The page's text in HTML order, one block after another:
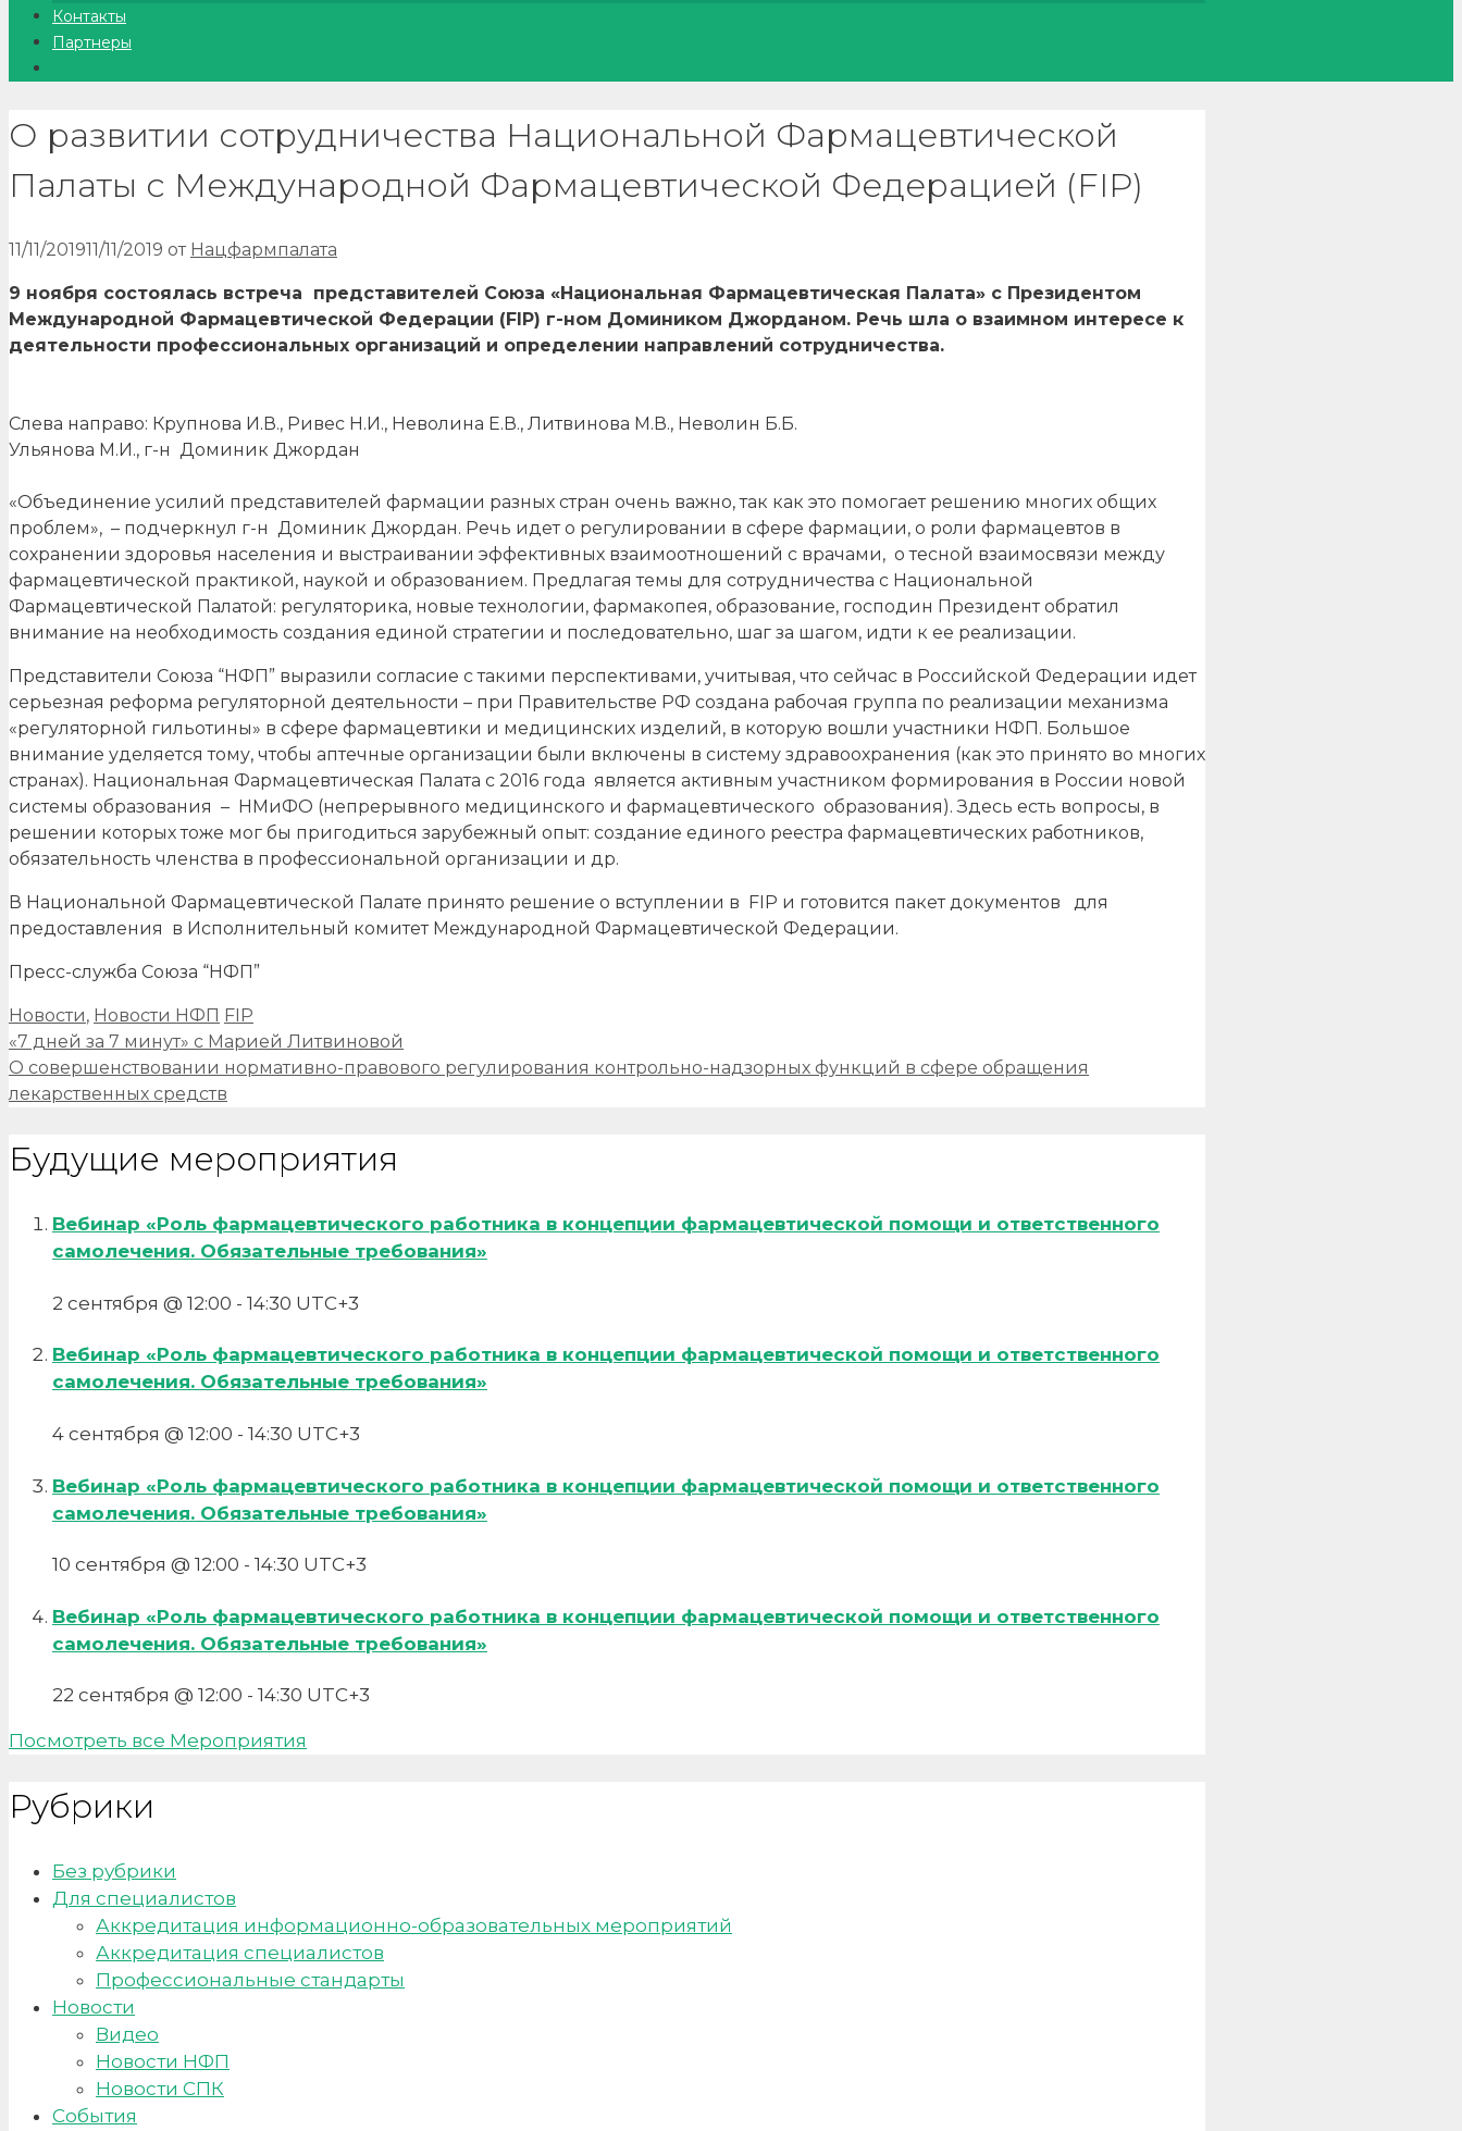
Контакты
Партнеры
О развитии сотрудничества Национальной Фармацевтической
Палаты с Международной Фармацевтической Федерацией (FIP)
11/11/201911/11/2019 от Нацфармпалата
9 ноября состоялась встреча представителей Союза «Национальная Фармацевтическая Палата» с Президентом
Международной Фармацевтической Федерации (FIP) г-ном Домиником Джорданом. Речь шла о взаимном интересе к
деятельности профессиональных организаций и определении направлений сотрудничества.
Слева направо: Крупнова И.В., Ривес Н.И., Неволина Е.В., Литвинова М.В., Неволин Б.Б.
Ульянова М.И., г-н Доминик Джордан
«Объединение усилий представителей фармации разных стран очень важно, так как это помогает решению многих общих
проблем», – подчеркнул г-н Доминик Джордан. Речь идет о регулировании в сфере фармации, о роли фармацевтов в
сохранении здоровья населения и выстраивании эффективных взаимоотношений с врачами, о тесной взаимосвязи между
фармацевтической практикой, наукой и образованием. Предлагая темы для сотрудничества с Национальной
Фармацевтической Палатой: регуляторика, новые технологии, фармакопея, образование, господин Президент обратил
внимание на необходимость создания единой стратегии и последовательно, шаг за шагом, идти к ее реализации.
Представители Союза “НФП” выразили согласие с такими перспективами, учитывая, что сейчас в Российской Федерации идет
серьезная реформа регуляторной деятельности – при Правительстве РФ создана рабочая группа по реализации механизма
«регуляторной гильотины» в сфере фармацевтики и медицинских изделий, в которую вошли участники НФП. Большое
внимание уделяется тому, чтобы аптечные организации были включены в систему здравоохранения (как это принято во многих
странах). Национальная Фармацевтическая Палата с 2016 года является активным участником формирования в России новой
системы образования – НМиФО (непрерывного медицинского и фармацевтического образования). Здесь есть вопросы, в
решении которых тоже мог бы пригодиться зарубежный опыт: создание единого реестра фармацевтических работников,
обязательность членства в профессиональной организации и др.
В Национальной Фармацевтической Палате принято решение о вступлении в FIP и готовится пакет документов для
предоставления в Исполнительный комитет Международной Фармацевтической Федерации.
Пресс-служба Союза “НФП”
Рубрики
Новости, Новости НФП Метки
FIP
Навигация
записи
«7 дней за 7 минут» с Марией Литвиновой
О совершенствовании нормативно-правового регулирования контрольно-надзорных функций в сфере обращения
лекарственных средств
Будущие мероприятия
Вебинар «Роль фармацевтического работника в концепции фармацевтической помощи и ответственного
самолечения. Обязательные требования»
2 сентября @ 12:00 - 14:30 UTC+3
Вебинар «Роль фармацевтического работника в концепции фармацевтической помощи и ответственного
самолечения. Обязательные требования»
4 сентября @ 12:00 - 14:30 UTC+3
Вебинар «Роль фармацевтического работника в концепции фармацевтической помощи и ответственного
самолечения. Обязательные требования»
10 сентября @ 12:00 - 14:30 UTC+3
Вебинар «Роль фармацевтического работника в концепции фармацевтической помощи и ответственного
самолечения. Обязательные требования»
22 сентября @ 12:00 - 14:30 UTC+3
Посмотреть все Мероприятия
Рубрики
Без рубрики
Для специалистов
Аккредитация информационно-образовательных мероприятий
Аккредитация специалистов
Профессиональные стандарты
Новости
Видео
Новости НФП
Новости СПК
События